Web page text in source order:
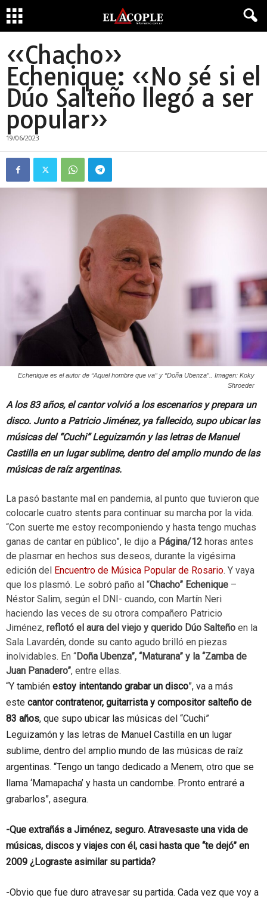
«Chacho»
Echenique: «No sé si el
Dúo Salteño llegó a ser
popular»
19/06/2023
Echenique es el autor de “Aquel hombre que va” y “Doña Ubenza”.. Imagen: Koky
Shroeder
A los 83 años, el cantor volvió a los escenarios y prepara un
disco. Junto a Patricio Jiménez, ya fallecido, supo ubicar las
músicas del “Cuchi” Leguizamón y las letras de Manuel
Castilla en un lugar sublime, dentro del amplio mundo de las
músicas de raíz argentinas.
La pasó bastante mal en pandemia, al punto que tuvieron que
colocarle cuatro stents para continuar su marcha por la vida.
“Con suerte me estoy recomponiendo y hasta tengo muchas
ganas de cantar en público”, le dijo a Página/12 horas antes
de plasmar en hechos sus deseos, durante la vigésima
edición del Encuentro de Música Popular de Rosario. Y vaya
que los plasmó. Le sobró paño al “Chacho” Echenique –
Néstor Salim, según el DNI- cuando, con Martín Neri
haciendo las veces de su otrora compañero Patricio
Jiménez, reflotó el aura del viejo y querido Dúo Salteño en la
Sala Lavardén, donde su canto agudo brilló en piezas
inolvidables. En “Doña Ubenza”, “Maturana” y la “Zamba de
Juan Panadero”, entre ellas.
“Y también estoy intentando grabar un disco”, va a más
este cantor contratenor, guitarrista y compositor salteño de
83 años, que supo ubicar las músicas del “Cuchi”
Leguizamón y las letras de Manuel Castilla en un lugar
sublime, dentro del amplio mundo de las músicas de raíz
argentinas. “Tengo un tango dedicado a Menem, otro que se
llama ‘Mamapacha’ y hasta un candombe. Pronto entraré a
grabarlos”, asegura.
-Que extrañás a Jiménez, seguro. Atravesaste una vida de
músicas, discos y viajes con él, casi hasta que “te dejó” en
2009 ¿Lograste asimilar su partida?
-Obvio que fue duro atravesar su partida. Cada vez que voy a